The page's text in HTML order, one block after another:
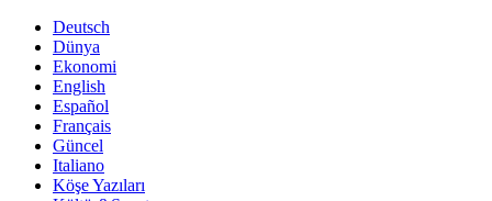
Deutsch
Dünya
Ekonomi
English
Español
Français
Güncel
Italiano
Köşe Yazıları